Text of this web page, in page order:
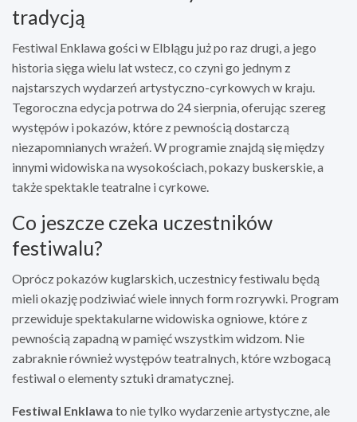
tradycją
Festiwal Enklawa gości w Elblągu już po raz drugi, a jego
historia sięga wielu lat wstecz, co czyni go jednym z
najstarszych wydarzeń artystyczno-cyrkowych w kraju.
Tegoroczna edycja potrwa do 24 sierpnia, oferując szereg
występów i pokazów, które z pewnością dostarczą
niezapomnianych wrażeń. W programie znajdą się między
innymi widowiska na wysokościach, pokazy buskerskie, a
także spektakle teatralne i cyrkowe.
Co jeszcze czeka uczestników
festiwalu?
Oprócz pokazów kuglarskich, uczestnicy festiwalu będą
mieli okazję podziwiać wiele innych form rozrywki. Program
przewiduje spektakularne widowiska ogniowe, które z
pewnością zapadną w pamięć wszystkim widzom. Nie
zabraknie również występów teatralnych, które wzbogacą
festiwal o elementy sztuki dramatycznej.
Festiwal Enklawa to nie tylko wydarzenie artystyczne, ale